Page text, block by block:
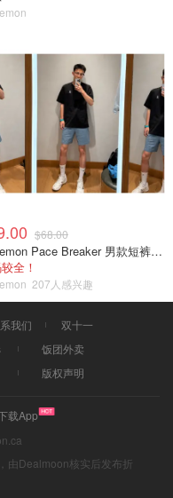
$68.00
lululemon Pace Breaker 男款短裤 7英寸
全！
207人感兴趣
我们
双十一
饭团外卖
版权声明
载App
由Dealmoon核实后发布折